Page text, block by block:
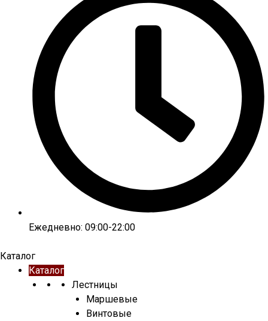
Ежедневно: 09:00-22:00
Каталог
Каталог
Лестницы
Маршевые
Винтовые